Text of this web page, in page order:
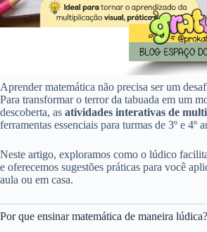
Aprender matemática não precisa ser um
Para transformar o terror da tabuada em um
descoberta, as atividades interativas de
ferramentas essenciais para turmas de 3º e 4º
Neste artigo, exploramos como o lúdico
e oferecemos sugestões práticas para você
aula ou em casa.
Por que ensinar matemática de maneira lúdica?